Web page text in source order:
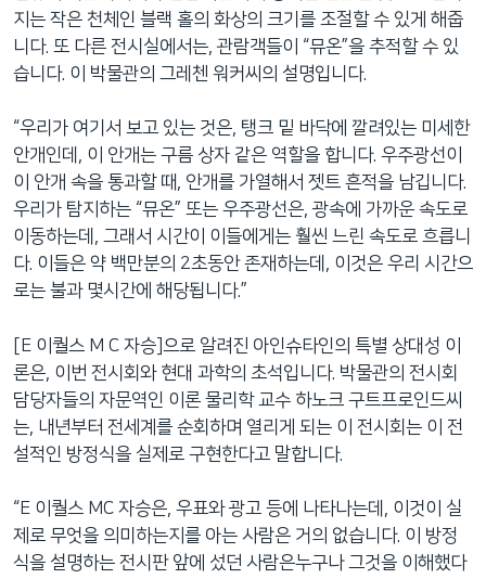
검
으
지는 작은 천체인 블랙 홀의 화상의 크기를 조절할 수 있게 해줍
니다. 또 다른 전시실에서는, 관람객들이 “뮤온”을 추적할 수 있
습니다. 이 박물관의 그레첸 워커씨의 설명입니다.
“우리가 여기서 보고 있는 것은, 탱크 밑 바닥에 깔려있는 미세한
안개인데, 이 안개는 구름 상자 같은 역할을 합니다. 우주광선이
이 안개 속을 통과할 때, 안개를 가열해서 젯트 흔적을 남깁니다.
우리가 탐지하는 “뮤온” 또는 우주광선은, 광속에 가까운 속도로
이동하는데, 그래서 시간이 이들에게는 훨씬 느린 속도로 흐릅니
다. 이들은 약 백만분의 2초동안 존재하는데, 이것은 우리 시간으
로는 불과 몇시간에 해당됩니다.”
[E 이퀄스 M C 자승]으로 알려진 아인슈타인의 특별 상대성 이
론은, 이번 전시회와 현대 과학의 초석입니다. 박물관의 전시회
담당자들의 자문역인 이론 물리학 교수 하노크 구트프로인드씨
는, 내년부터 전세계를 순회하며 열리게 되는 이 전시회는 이 전
설적인 방정식을 실제로 구현한다고 말합니다.
“E 이퀄스 MC 자승은, 우표와 광고 등에 나타나는데, 이것이 실
제로 무엇을 의미하는지를 아는 사람은 거의 없습니다. 이 방정
식을 설명하는 전시판 앞에 섰던 사람은누구나 그것을 이해했다